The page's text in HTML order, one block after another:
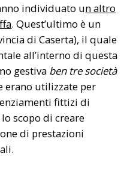
individuato un altro
. Quest’ultimo è un
di Caserta), il quale
all’interno di questa
gestiva ben tre società
erano utilizzate per
fittizi di
scopo di creare
di prestazioni